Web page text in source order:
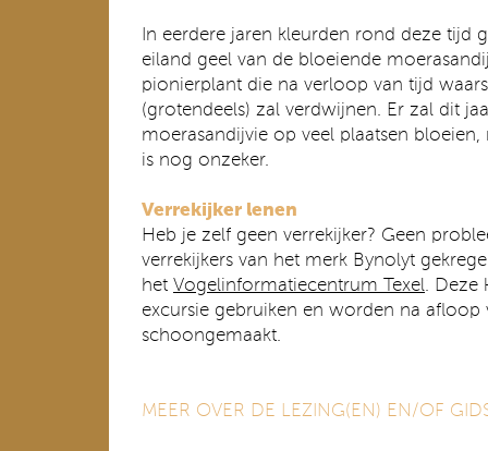
In eerdere jaren kleurden rond deze tijd
eiland geel van de bloeiende
pionierplant die na verloop van tijd
(grotendeels) zal verdwijnen. Er zal dit
moerasandijvie op veel plaatsen
is nog onzeker.
Verrekijker lenen
Heb je zelf geen verrekijker? Geen
verrekijkers van het merk Bynolyt
het Vogelinformatiecentrum Texel. Deze
excursie gebruiken en worden na afloop
schoongemaakt.
MEER OVER DE LEZING(EN) EN/OF